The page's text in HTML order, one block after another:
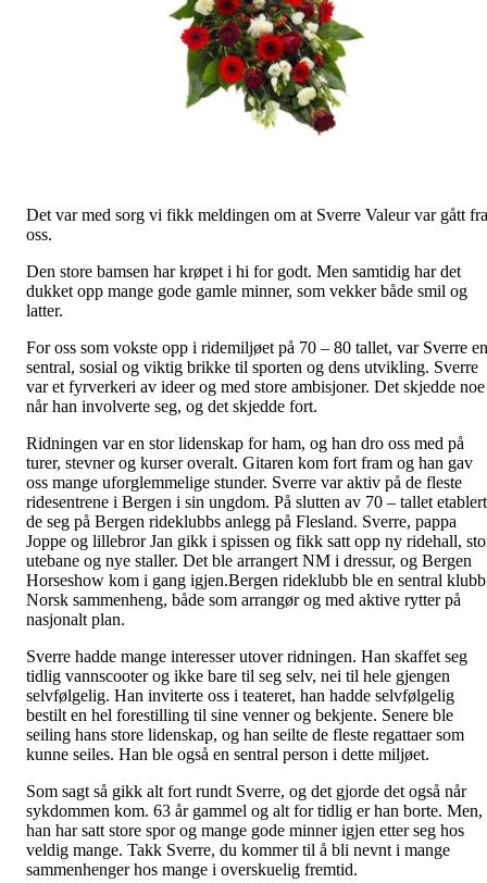
Det var med sorg vi fikk meldingen om at Sverre Valeur var gått fra
oss.
Den store bamsen har krøpet i hi for godt. Men samtidig har det
dukket opp mange gode gamle minner, som vekker både smil og
latter.
For oss som vokste opp i ridemiljøet på 70 – 80 tallet, var Sverre en
sentral, sosial og viktig brikke til sporten og dens utvikling. Sverre
var et fyrverkeri av ideer og med store ambisjoner. Det skjedde noe
når han involverte seg, og det skjedde fort.
Ridningen var en stor lidenskap for ham, og han dro oss med på
turer, stevner og kurser overalt. Gitaren kom fort fram og han gav
oss mange uforglemmelige stunder. Sverre var aktiv på de fleste
ridesentrene i Bergen i sin ungdom. På slutten av 70 – tallet
de seg på Bergen rideklubbs anlegg på Flesland. Sverre, pappa
Joppe og lillebror Jan gikk i spissen og fikk satt opp ny ridehall,
utebane og nye staller. Det ble arrangert NM i dressur, og Bergen
Horseshow kom i gang igjen.Bergen rideklubb ble en sentral
Norsk sammenheng, både som arrangør og med aktive rytter på
nasjonalt plan.
Sverre hadde mange interesser utover ridningen. Han skaffet seg
tidlig vannscooter og ikke bare til seg selv, nei til hele gjengen
selvfølgelig. Han inviterte oss i teateret, han hadde selvfølgelig
bestilt en hel forestilling til sine venner og bekjente. Senere ble
seiling hans store lidenskap, og han seilte de fleste regattaer som
kunne seiles. Han ble også en sentral person i dette miljøet.
Som sagt så gikk alt fort rundt Sverre, og det gjorde det også når
sykdommen kom. 63 år gammel og alt for tidlig er han borte. Men,
han har satt store spor og mange gode minner igjen etter seg hos
veldig mange. Takk Sverre, du kommer til å bli nevnt i mange
sammenhenger hos mange i overskuelig fremtid.